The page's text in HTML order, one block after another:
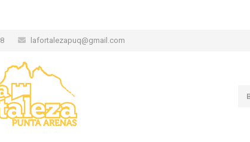
lafortalezapuq@gmail.com